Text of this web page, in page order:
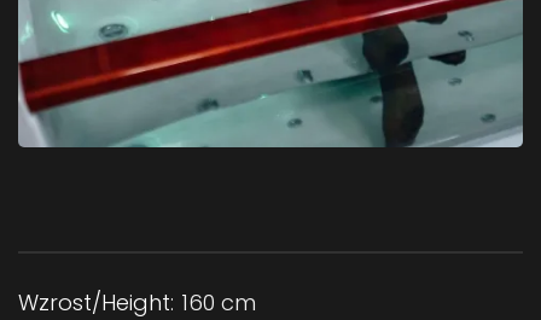
Wzrost/Height: 160 cm